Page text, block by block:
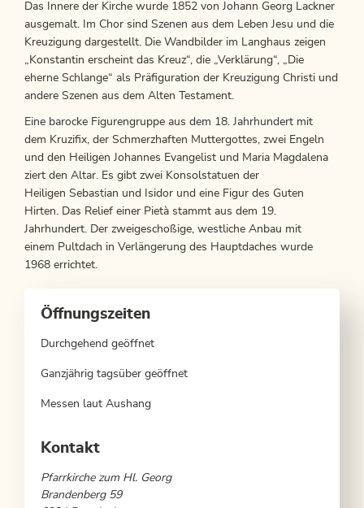
Das Innere der Kirche wurde 1852 von Johann Georg Lackner
ausgemalt. Im Chor sind Szenen aus dem Leben Jesu und die
Kreuzigung dargestellt. Die Wandbilder im Langhaus zeigen
„Konstantin erscheint das Kreuz“, die „Verklärung“, „Die
eherne Schlange“ als Präfiguration der Kreuzigung Christi und
andere Szenen aus dem Alten Testament.
Eine barocke Figurengruppe aus dem 18. Jahrhundert mit
dem Kruzifix, der Schmerzhaften Muttergottes, zwei Engeln
und den Heiligen Johannes Evangelist und Maria Magdalena
ziert den Altar. Es gibt zwei Konsolstatuen der
Heiligen Sebastian und Isidor und eine Figur des Guten
Hirten. Das Relief einer Pietà stammt aus dem 19.
Jahrhundert. Der zweigeschoßige, westliche Anbau mit
einem Pultdach in Verlängerung des Hauptdaches wurde
1968 errichtet.
Öffnungszeiten
Durchgehend geöffnet
Ganzjährig tagsüber geöffnet
Messen laut Aushang
Kontakt
Pfarrkirche zum Hl. Georg
Brandenberg 59